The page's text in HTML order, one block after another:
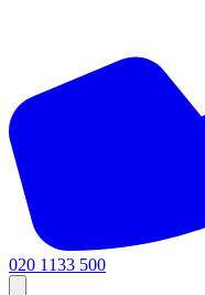
020 1133 500